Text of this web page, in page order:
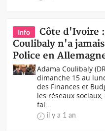
Info
Côte d'Ivoire
Coulibaly n'a
Police en
Adama Coulibaly
dimanche 15 au
des Finances et
les réseaux
fai...
il y a 1 an